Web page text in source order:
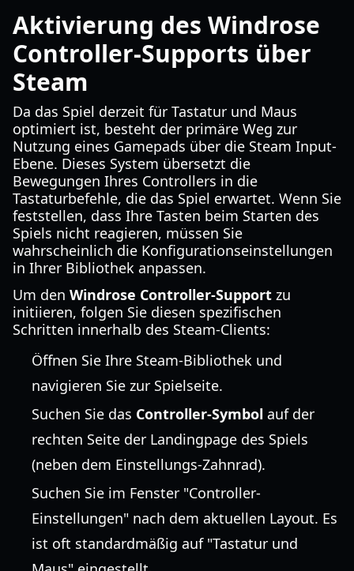
Aktivierung des Windrose
Controller-Supports über
Steam
Da das Spiel derzeit für Tastatur und Maus
optimiert ist, besteht der primäre Weg zur
Nutzung eines Gamepads über die Steam Input-
Ebene. Dieses System übersetzt die
Bewegungen Ihres Controllers in die
Tastaturbefehle, die das Spiel erwartet. Wenn Sie
feststellen, dass Ihre Tasten beim Starten des
Spiels nicht reagieren, müssen Sie
wahrscheinlich die Konfigurationseinstellungen
in Ihrer Bibliothek anpassen.
Um den Windrose Controller-Support zu
initiieren, folgen Sie diesen spezifischen
Schritten innerhalb des Steam-Clients:
Öffnen Sie Ihre Steam-Bibliothek und
navigieren Sie zur Spielseite.
Suchen Sie das Controller-Symbol auf der
rechten Seite der Landingpage des Spiels
(neben dem Einstellungs-Zahnrad).
Suchen Sie im Fenster "Controller-
Einstellungen" nach dem aktuellen Layout. Es
ist oft standardmäßig auf "Tastatur und